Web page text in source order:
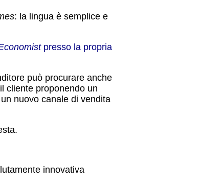
: la lingua è semplice e
presso la propria
può procurare anche
cliente proponendo un
nuovo canale di vendita
innovativa